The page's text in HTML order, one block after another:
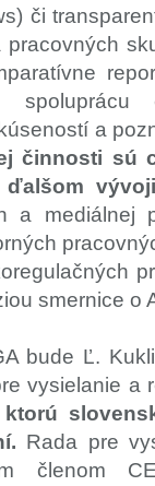
či
pracovných
a
činnosti sú
a mediálnej
smernice
bude Ľ.
vysielanie a
Rada pre
členom